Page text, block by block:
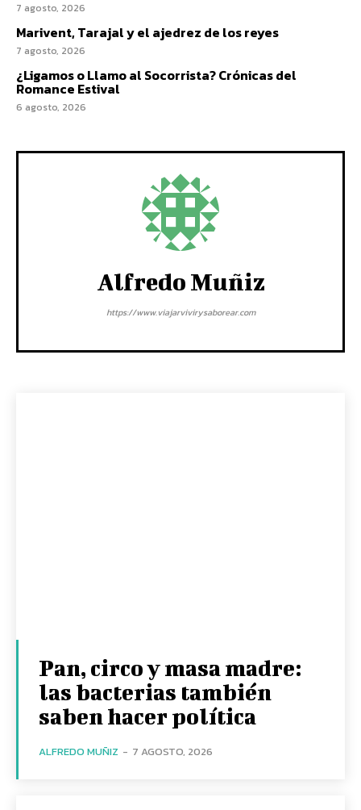
7 agosto, 2026
Marivent, Tarajal y el ajedrez de los reyes
7 agosto, 2026
¿Ligamos o Llamo al Socorrista? Crónicas del
Romance Estival
6 agosto, 2026
Alfredo Muñiz
https://www.viajarvivirysaborear.com
Pan, circo y masa madre:
las bacterias también
saben hacer política
ALFREDO MUÑIZ - 7 AGOSTO, 2026